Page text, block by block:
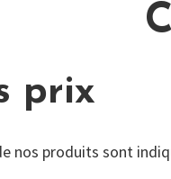
prix
nos produits sont